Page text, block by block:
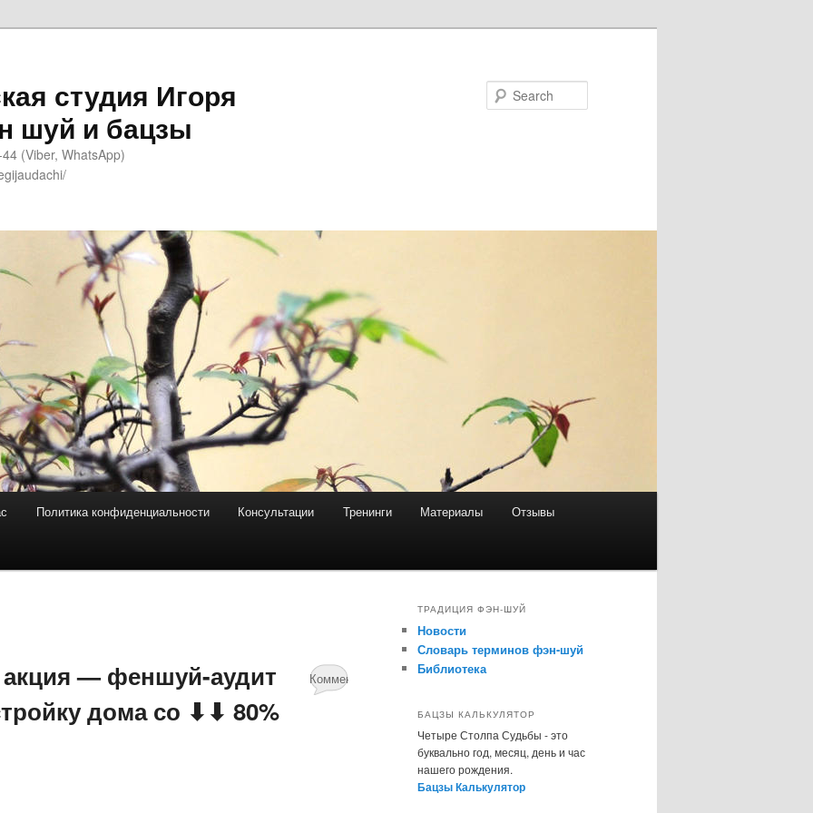
студия Игоря
шуй и бацзы
(Viber, WhatsApp)
Политика конфиденциальности Консультации Тренинги Материалы Отзывы
акция — феншуй-аудит
дома со ⬇⬇ 80%
Комментариев
ТРАДИЦИЯ ФЭН-ШУЙ
Новости
Словарь терминов фэн-шуй
Библиотека
БАЦЗЫ КАЛЬКУЛЯТОР
Четыре Столпа Судьбы - это
буквально год, месяц, день и час
нашего рождения.
Бацзы Калькулятор